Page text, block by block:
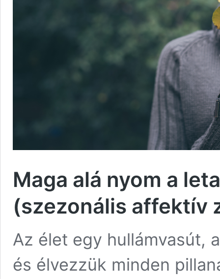
Maga alá nyom a
(szezonális affektív
Az élet egy hullámvasút,
és élvezzük minden